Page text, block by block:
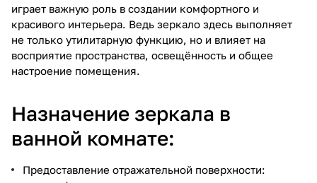
играет важную роль в создании комфортного и
красивого интерьера. Ведь зеркало здесь выполняет
не только утилитарную функцию, но и влияет на
восприятие пространства, освещённость и общее
настроение помещения.
Назначение зеркала в
ванной комнате:
Предоставление отражательной поверхности: